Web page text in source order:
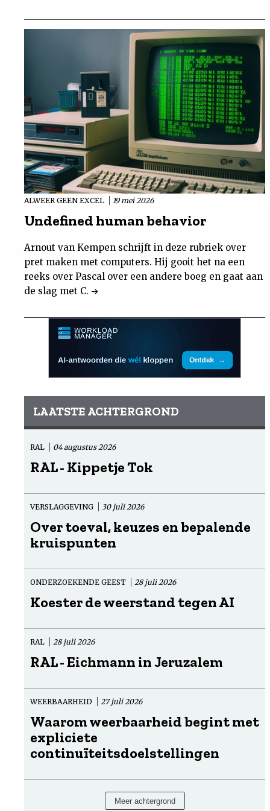
ALWEER GEEN EXCEL 19 mei 2026
Undefined human behavior
Arnout van Kempen schrijft in deze rubriek over
pret maken met computers. Hij gooit het na een
reeks over Pascal over een andere boeg en gaat aan
de slag met C.
LAATSTE ACHTERGROND
RAL 04 augustus 2026
RAL - Kippetje Tok
VERSLAGGEVING 30 juli 2026
Over toeval, keuzes en bepalende
kruispunten
ONDERZOEKENDE GEEST 28 juli 2026
Koester de weerstand tegen AI
RAL 28 juli 2026
RAL - Eichmann in Jeruzalem
WEERBAARHEID 27 juli 2026
Waarom weerbaarheid begint met
expliciete
continuïteitsdoelstellingen
Meer achtergrond